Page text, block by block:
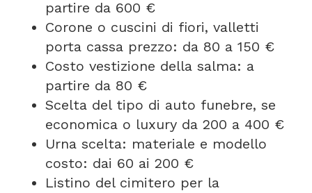
partire da 600 €
Corone o cuscini di fiori, valletti
porta cassa prezzo: da 80 a 150 €
Costo vestizione della salma: a
partire da 80 €
Scelta del tipo di auto funebre, se
economica o luxury da 200 a 400 €
Urna scelta: materiale e modello
costo: dai 60 ai 200 €
Listino del cimitero per la